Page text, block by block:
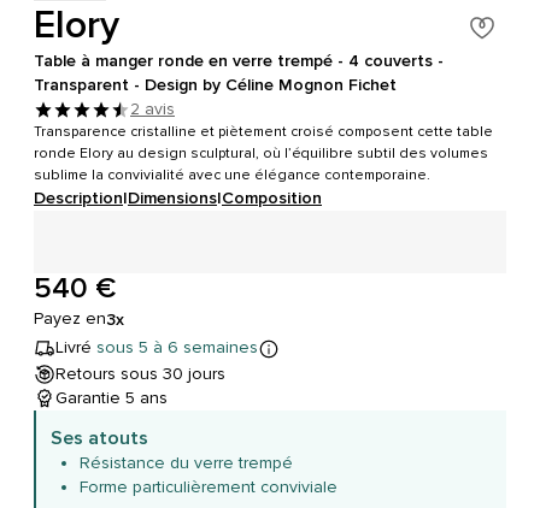
Elory
Table à manger ronde en verre trempé - 4 couverts -
Transparent - Design by Céline Mognon Fichet
2 avis
Transparence cristalline et piètement croisé composent cette table
ronde Elory au design sculptural, où l’équilibre subtil des volumes
sublime la convivialité avec une élégance contemporaine.
Description|Dimensions|Composition
540 €
Payez en3x
Livré sous 5 à 6 semaines
Retours sous 30 jours
Garantie 5 ans
Ses atouts
Résistance du verre trempé
Forme particulièrement conviviale